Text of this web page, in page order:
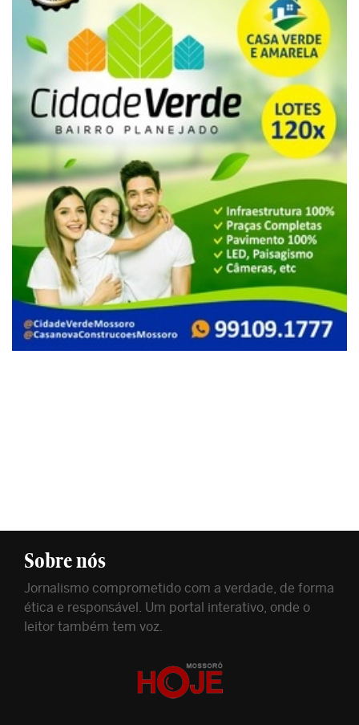
Sobre nós
Jornalismo comprometido com a verdade, de forma
ética e responsável. Um portal interativo, onde o
leitor também tem voz.